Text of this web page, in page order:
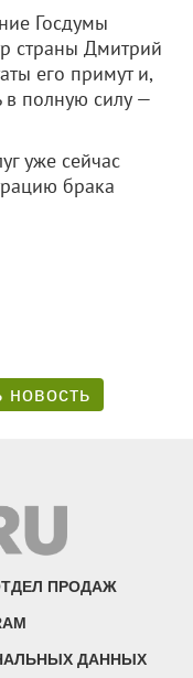
Госдумы
страны Дмитрий
его примут и,
в полную силу —
уже сейчас
брака
ПРОДАЖ
ДАННЫХ